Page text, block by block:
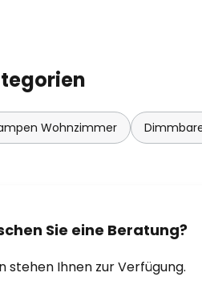
Wohnzimmer
Sie eine Beratung?
stehen Ihnen zur Verfügung.